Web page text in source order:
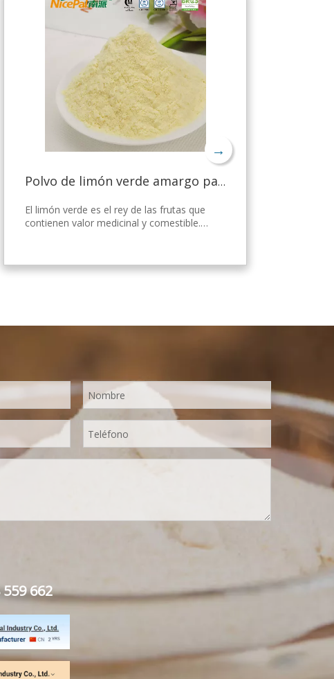
→
Polvo de limón verde amargo para bajar de peso
El limón verde es el rey de las frutas que
contienen valor medicinal y comestible.
con la tecnología y el procesamiento de
secado por aspersión más avanzados del
662